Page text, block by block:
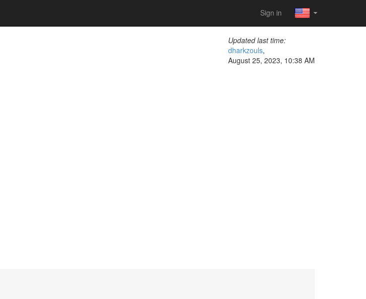
Sign in
Updated last time:
dharkzouls,
August 25, 2023, 10:38 AM